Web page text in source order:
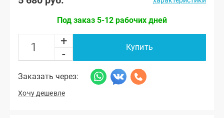
Под заказ 5-12 рабочих дней
+
-
Купить
Заказать через:
Хочу дешевле